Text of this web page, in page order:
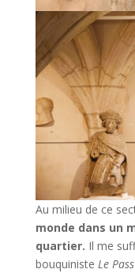
Au milieu de ce
monde dans un
quartier. Il me
bouquiniste Le